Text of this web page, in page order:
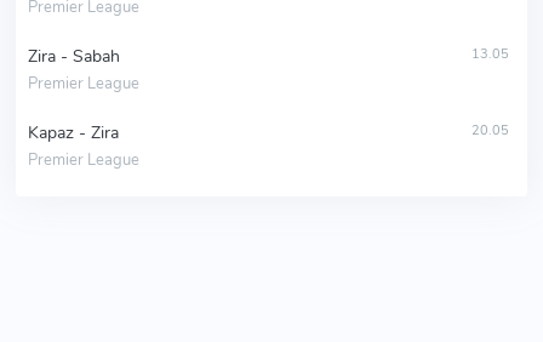
Premier League
Zira - Sabah
Premier League
13.05
Kapaz - Zira
Premier League
20.05